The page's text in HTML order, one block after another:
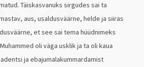
Täiskasvanuks sirgudes sai ta
aus, usaldusväärne, helde ja siiras
et see sai tema hüüdnimeks
Muhammed oli väga usklik ja ta oli kaua
ja ebajumalakummardamist